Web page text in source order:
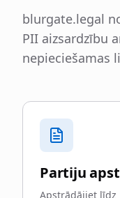
blurgate.legal
PII aizsardzību
nepieciešamas
Partiju
Apstrādājiet līdz